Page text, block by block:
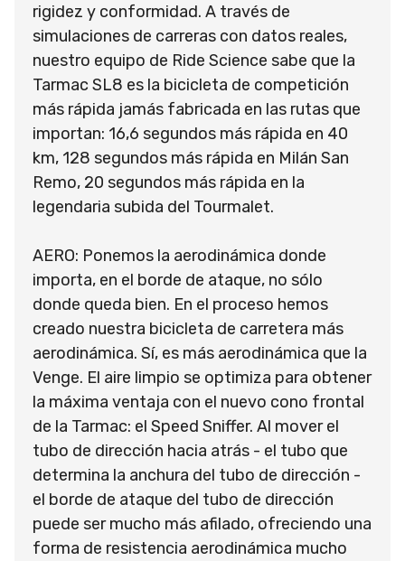
rigidez y conformidad. A través de
simulaciones de carreras con datos reales,
nuestro equipo de Ride Science sabe que la
Tarmac SL8 es la bicicleta de competición
más rápida jamás fabricada en las rutas que
importan: 16,6 segundos más rápida en 40
km, 128 segundos más rápida en Milán San
Remo, 20 segundos más rápida en la
legendaria subida del Tourmalet.
AERO: Ponemos la aerodinámica donde
importa, en el borde de ataque, no sólo
donde queda bien. En el proceso hemos
creado nuestra bicicleta de carretera más
aerodinámica. Sí, es más aerodinámica que la
Venge. El aire limpio se optimiza para obtener
la máxima ventaja con el nuevo cono frontal
de la Tarmac: el Speed Sniffer. Al mover el
tubo de dirección hacia atrás - el tubo que
determina la anchura del tubo de dirección -
el borde de ataque del tubo de dirección
puede ser mucho más afilado, ofreciendo una
forma de resistencia aerodinámica mucho